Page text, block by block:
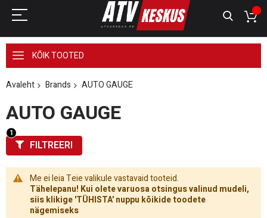
KÕIK TOOTED
Avaleht Brands AUTO GAUGE
AUTO GAUGE
Me ei leia Teie valikule vastavaid tooteid.
Tähelepanu! Kui olete varuosa otsingus valinud mudeli,
siis klikige 'TÜHISTA' nuppu kõikide toodete
nägemiseks
FILTREERI